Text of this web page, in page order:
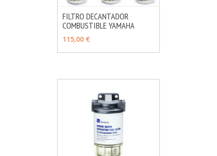
VER OPCIONES MÁS INFO
FILTRO DECANTADOR
COMBUSTIBLE YAMAHA
115,00 €